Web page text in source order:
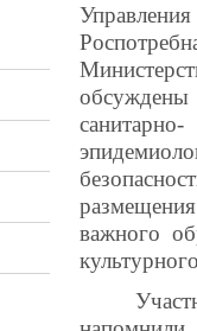
Управления
санитарно-
важного